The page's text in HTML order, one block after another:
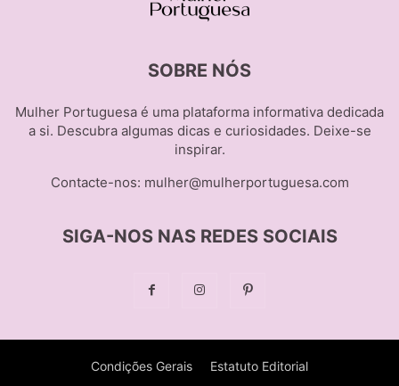
SOBRE NÓS
Mulher Portuguesa é uma plataforma informativa dedicada
a si. Descubra algumas dicas e curiosidades. Deixe-se
inspirar.
Contacte-nos: mulher@mulherportuguesa.com
SIGA-NOS NAS REDES SOCIAIS
Condições Gerais Estatuto Editorial